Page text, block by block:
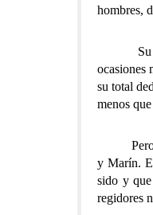
hombres,
Su
ocasiones
su total
menos
Pero
y Marín.
sido y
regidores